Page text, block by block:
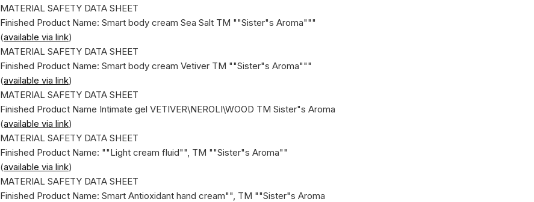
MATERIAL SAFETY DATA SHEET
Finished Product Name: Smart body cream Sea Salt ТМ ""Sister"s Aroma"""
(available via link)
MATERIAL SAFETY DATA SHEET
Finished Product Name: Smart body cream Vetiver ТМ ""Sister"s Aroma"""
(available via link)
MATERIAL SAFETY DATA SHEET
Finished Product Name Intimate gel VETIVER\NEROLI\WOOD ТМ Sister"s Aroma
(available via link)
MATERIAL SAFETY DATA SHEET
Finished Product Name: ""Light cream fluid"", ТМ ""Sister"s Aroma""
(available via link)
MATERIAL SAFETY DATA SHEET
Finished Product Name: Smart Аntioxidant hand cream"", ТМ ""Sister"s Aroma